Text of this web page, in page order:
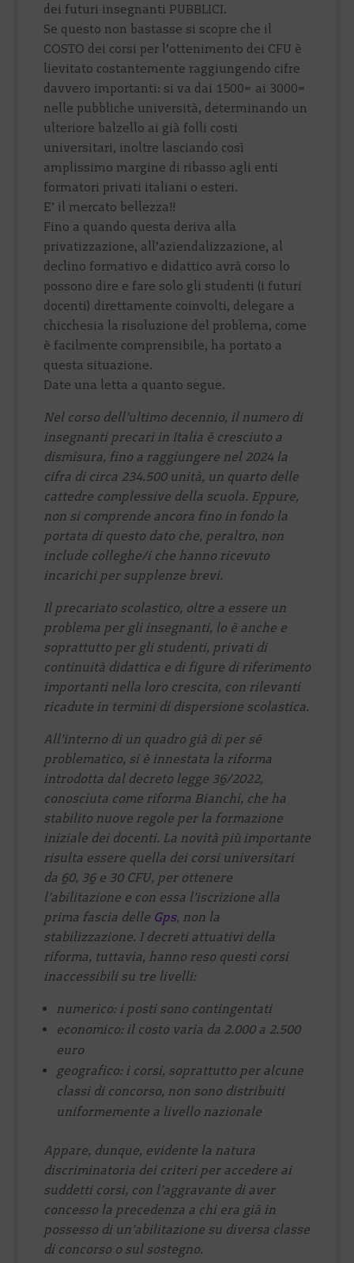
dei futuri insegnanti PUBBLICI.
Se questo non bastasse si scopre che il
COSTO dei corsi per l’ottenimento dei CFU è
lievitato costantemente raggiungendo cifre
davvero importanti: si va dai 1500€ ai 3000€
nelle pubbliche università, determinando un
ulteriore balzello ai già folli costi
universitari, inoltre lasciando così
amplissimo margine di ribasso agli enti
formatori privati italiani o esteri.
E’ il mercato bellezza!!
Fino a quando questa deriva alla
privatizzazione, all’aziendalizzazione, al
declino formativo e didattico avrà corso lo
possono dire e fare solo gli studenti (i futuri
docenti) direttamente coinvolti, delegare a
chicchesia la risoluzione del problema, come
è facilmente comprensibile, ha portato a
questa situazione.
Date una letta a quanto segue.
Nel corso dell’ultimo decennio, il numero di
insegnanti precari in Italia è cresciuto a
dismisura, fino a raggiungere nel 2024 la
cifra di circa 234.500 unità, un quarto delle
cattedre complessive della scuola. Eppure,
non si comprende ancora fino in fondo la
portata di questo dato che, peraltro, non
include colleghe/i che hanno ricevuto
incarichi per supplenze brevi.
Il precariato scolastico, oltre a essere un
problema per gli insegnanti, lo è anche e
soprattutto per gli studenti, privati di
continuità didattica e di figure di riferimento
importanti nella loro crescita, con rilevanti
ricadute in termini di dispersione scolastica.
All’interno di un quadro già di per sé
problematico, si è innestata la riforma
introdotta dal decreto legge 36/2022,
conosciuta come riforma Bianchi, che ha
stabilito nuove regole per la formazione
iniziale dei docenti. La novità più importante
risulta essere quella dei corsi universitari
da 60, 36 e 30 CFU, per ottenere
l’abilitazione e con essa l’iscrizione alla
prima fascia delle Gps, non la
stabilizzazione. I decreti attuativi della
riforma, tuttavia, hanno reso questi corsi
inaccessibili su tre livelli:
numerico: i posti sono contingentati
economico: il costo varia da 2.000 a 2.500
euro
geografico: i corsi, soprattutto per alcune
classi di concorso, non sono distribuiti
uniformemente a livello nazionale
Appare, dunque, evidente la natura
discriminatoria dei criteri per accedere ai
suddetti corsi, con l’aggravante di aver
concesso la precedenza a chi era già in
possesso di un’abilitazione su diversa classe
di concorso o sul sostegno.